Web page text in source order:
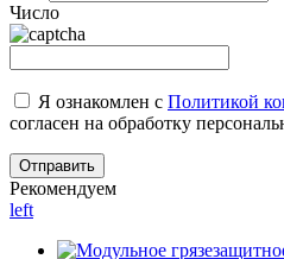
Число
Я ознакомлен с Политикой
согласен на обработку
Рекомендуем
left